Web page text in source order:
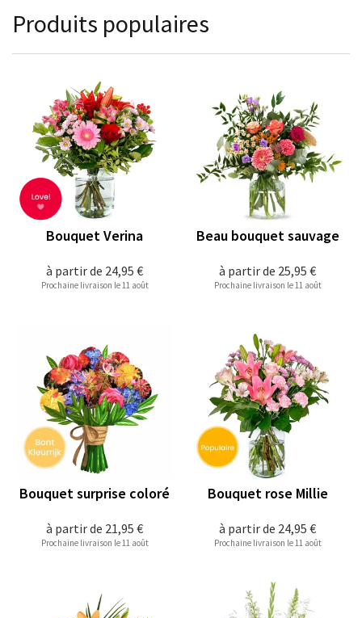
Produits populaires
à partir de 24,95 €
Bouquet Verina
Prochaine livraison le 11 août
à partir de 25,95 €
Beau bouquet sauvage
Prochaine livraison le 11 août
à partir de 21,95 €
Bouquet surprise coloré
Prochaine livraison le 11 août
à partir de 24,95 €
Bouquet rose Millie
Prochaine livraison le 11 août